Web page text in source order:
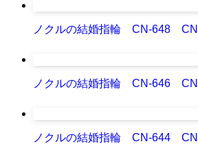
ノクルの結婚指輪 CN-648
ノクルの結婚指輪 CN-646
ノクルの結婚指輪 CN-644